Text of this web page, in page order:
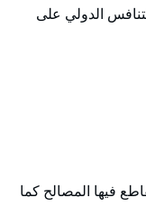
الدولي على
فيها المصالح كما